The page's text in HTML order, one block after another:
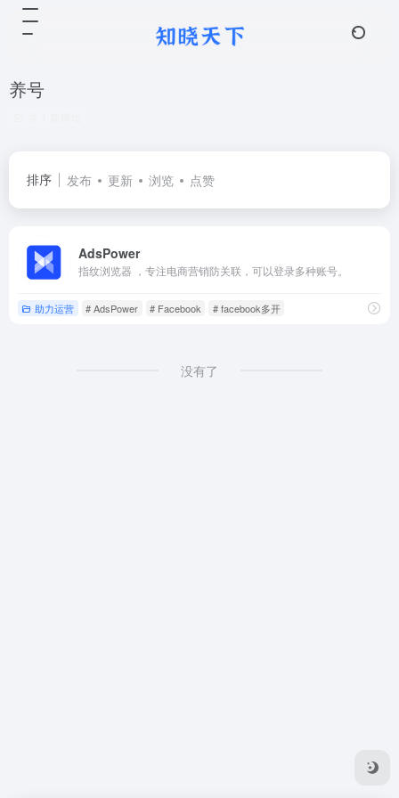
养号
排序 发布 更新 浏览 点赞
AdsPower
指纹浏览器 ，专注电商营销防关联，可以登录多种账号。
助力运营 # AdsPower # Facebook # facebook多开
没有了